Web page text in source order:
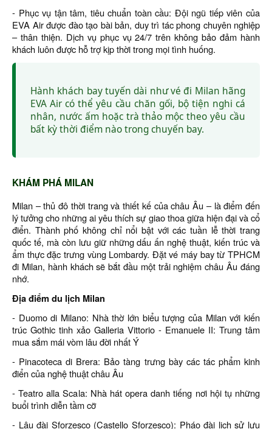
- Phục vụ tận tâm, tiêu chuẩn toàn cầu: Đội ngũ tiếp viên của
EVA Air được đào tạo bài bản, duy trì tác phong chuyên nghiệp
– thân thiện. Dịch vụ phục vụ 24/7 trên không bảo đảm hành
khách luôn được hỗ trợ kịp thời trong mọi tình huống.
Hành khách bay tuyến dài như vé đi Milan hãng
EVA Air có thể yêu cầu chăn gối, bộ tiện nghi cá
nhân, nước ấm hoặc trà thảo mộc theo yêu cầu
bất kỳ thời điểm nào trong chuyến bay.
KHÁM PHÁ MILAN
Milan – thủ đô thời trang và thiết kế của châu Âu – là điểm đến
lý tưởng cho những ai yêu thích sự giao thoa giữa hiện đại và cổ
điển. Thành phố không chỉ nổi bật với các tuần lễ thời trang
quốc tế, mà còn lưu giữ những dấu ấn nghệ thuật, kiến trúc và
ẩm thực đặc trưng vùng Lombardy. Đặt vé máy bay từ TPHCM
đi Milan, hành khách sẽ bắt đầu một trải nghiệm châu Âu đáng
nhớ.
Địa điểm du lịch Milan
- Duomo di Milano: Nhà thờ lớn biểu tượng của Milan với kiến
trúc Gothic tinh xảo Galleria Vittorio - Emanuele II: Trung tâm
mua sắm mái vòm lâu đời nhất Ý
- Pinacoteca di Brera: Bảo tàng trưng bày các tác phẩm kinh
điển của nghệ thuật châu Âu
- Teatro alla Scala: Nhà hát opera danh tiếng nơi hội tụ những
buổi trình diễn tầm cỡ
- Lâu đài Sforzesco (Castello Sforzesco): Pháo đài lịch sử lưu